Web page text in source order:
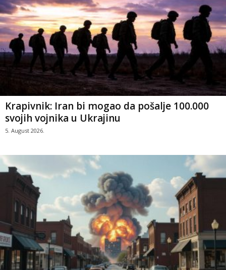
Krapivnik: Iran bi mogao da pošalje 100.000
svojih vojnika u Ukrajinu
5. August 2026.